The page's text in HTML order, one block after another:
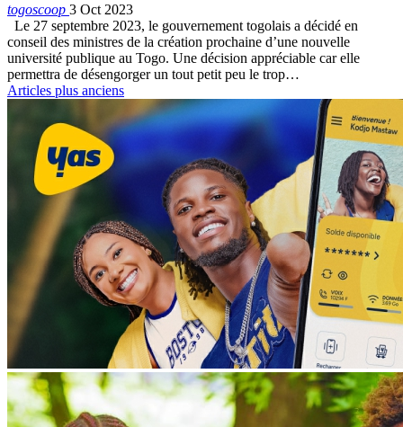
togoscoop 3 Oct 2023
Le 27 septembre 2023, le gouvernement togolais a décidé en
conseil des ministres de la création prochaine d’une nouvelle
université publique au Togo. Une décision appréciable car elle
permettra de désengorger un tout petit peu le trop…
Articles plus anciens